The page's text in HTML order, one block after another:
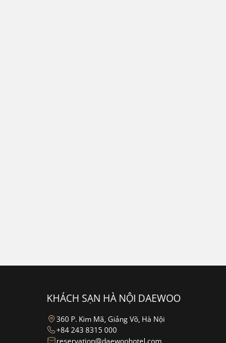
KHÁCH SẠN HÀ NỘI DAEWOO
360 P. Kim Mã, Giảng Võ, Hà Nội
+84 243 8315 000
reservation@daewoohotel.com